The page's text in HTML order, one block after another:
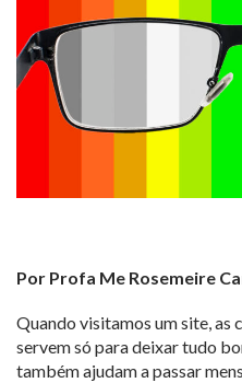
Por Profa Me Rosemeire
Quando visitamos um site, as
servem só para deixar tudo
também ajudam a passar